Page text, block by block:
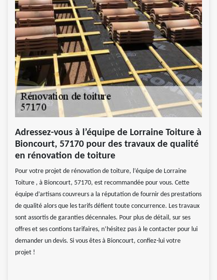
Adressez-vous à l’équipe de Lorraine Toiture à
Bioncourt, 57170 pour des travaux de qualité
en rénovation de toiture
Pour votre projet de rénovation de toiture, l’équipe de Lorraine
Toiture , à Bioncourt, 57170, est recommandée pour vous. Cette
équipe d’artisans couvreurs a la réputation de fournir des prestations
de qualité alors que les tarifs défient toute concurrence. Les travaux
sont assortis de garanties décennales. Pour plus de détail, sur ses
offres et ses contions tarifaires, n’hésitez pas à le contacter pour lui
demander un devis. Si vous êtes à Bioncourt, confiez-lui votre
projet !